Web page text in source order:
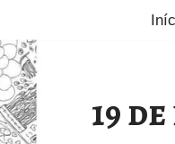
Pular
para
o
conteúdo
19